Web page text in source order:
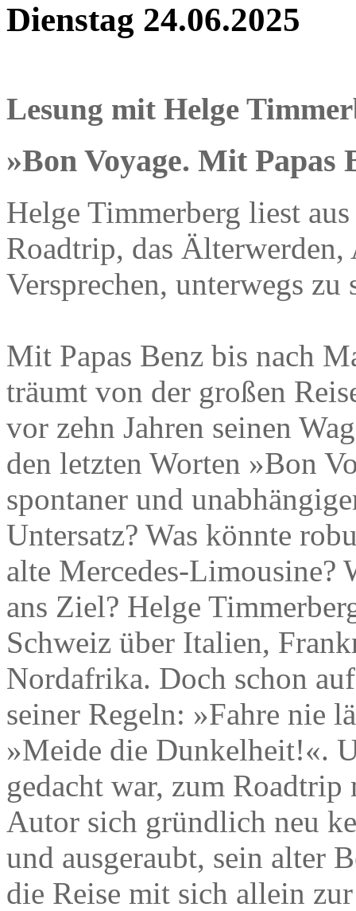
Dienstag 24.06.2025
Lesung mit Helge
»Bon Voyage. Mit Papas
Helge Timmerberg liest
Roadtrip, das Älterwerden,
Versprechen, unterwegs zu
Mit Papas Benz bis nach
träumt von der großen
vor zehn Jahren seinen
den letzten Worten »Bon
spontaner und
Untersatz? Was könnte
alte Mercedes-Limousine?
ans Ziel? Helge
Schweiz über Italien,
Nordafrika. Doch schon
seiner Regeln: »Fahre nie
»Meide die Dunkelheit!«.
gedacht war, zum
Autor sich gründlich neu
und ausgeraubt, sein alter
die Reise mit sich allein